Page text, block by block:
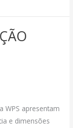
WPS apresentam
e dimensões